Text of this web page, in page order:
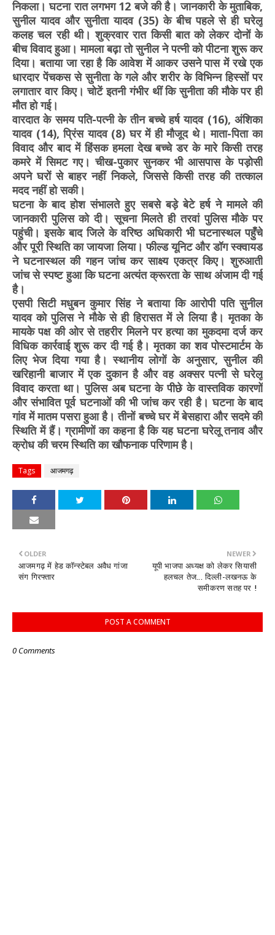
निकला। घटना रात लगभग 12 बजे की है। जानकारी के मुताबिक,
सुनील यादव और सुनीता यादव (35) के बीच पहले से ही घरेलू
कलह चल रही थी। शुक्रवार रात किसी बात को लेकर दोनों के
बीच विवाद हुआ। मामला बढ़ा तो सुनील ने पत्नी को पीटना शुरू कर
दिया। बताया जा रहा है कि आवेश में आकर उसने पास में रखे एक
धारदार पेंचकस से सुनीता के गले और शरीर के विभिन्न हिस्सों पर
लगातार वार किए। चोटें इतनी गंभीर थीं कि सुनीता की मौके पर ही
मौत हो गई।
वारदात के समय पति-पत्नी के तीन बच्चे हर्ष यादव (16), अंशिका
यादव (14), प्रिंस यादव (8) घर में ही मौजूद थे। माता-पिता का
विवाद और बाद में हिंसक हमला देख बच्चे डर के मारे किसी तरह
कमरे में सिमट गए। चीख-पुकार सुनकर भी आसपास के पड़ोसी
अपने घरों से बाहर नहीं निकले, जिससे किसी तरह की तत्काल
मदद नहीं हो सकी।
घटना के बाद होश संभालते हुए सबसे बड़े बेटे हर्ष ने मामले की
जानकारी पुलिस को दी। सूचना मिलते ही तरवां पुलिस मौके पर
पहुंची। इसके बाद जिले के वरिष्ठ अधिकारी भी घटनास्थल पहुँचे
और पूरी स्थिति का जायजा लिया। फील्ड यूनिट और डॉग स्क्वायड
ने घटनास्थल की गहन जांच कर साक्ष्य एकत्र किए। शुरुआती
जांच से स्पष्ट हुआ कि घटना अत्यंत क्रूरता के साथ अंजाम दी गई
है।
एसपी सिटी मधुबन कुमार सिंह ने बताया कि आरोपी पति सुनील
यादव को पुलिस ने मौके से ही हिरासत में ले लिया है। मृतका के
मायके पक्ष की ओर से तहरीर मिलने पर हत्या का मुकदमा दर्ज कर
विधिक कार्रवाई शुरू कर दी गई है। मृतका का शव पोस्टमार्टम के
लिए भेज दिया गया है। स्थानीय लोगों के अनुसार, सुनील की
खरिहानी बाजार में एक दुकान है और वह अक्सर पत्नी से घरेलू
विवाद करता था। पुलिस अब घटना के पीछे के वास्तविक कारणों
और संभावित पूर्व घटनाओं की भी जांच कर रही है। घटना के बाद
गांव में मातम पसरा हुआ है। तीनों बच्चे घर में बेसहारा और सदमे की
स्थिति में हैं। ग्रामीणों का कहना है कि यह घटना घरेलू तनाव और
क्रोध की चरम स्थिति का खौफनाक परिणाम है।
Tags आजमगढ़
NEWER
यूपी भाजपा अध्यक्ष को लेकर सियासी
हलचल तेज... दिल्ली-लखनऊ के
समीकरण सतह पर !
OLDER
आजमगढ़ में हेड कॉन्स्टेबल अवैध गांजा
संग गिरफ्तार
POST A COMMENT
0 Comments